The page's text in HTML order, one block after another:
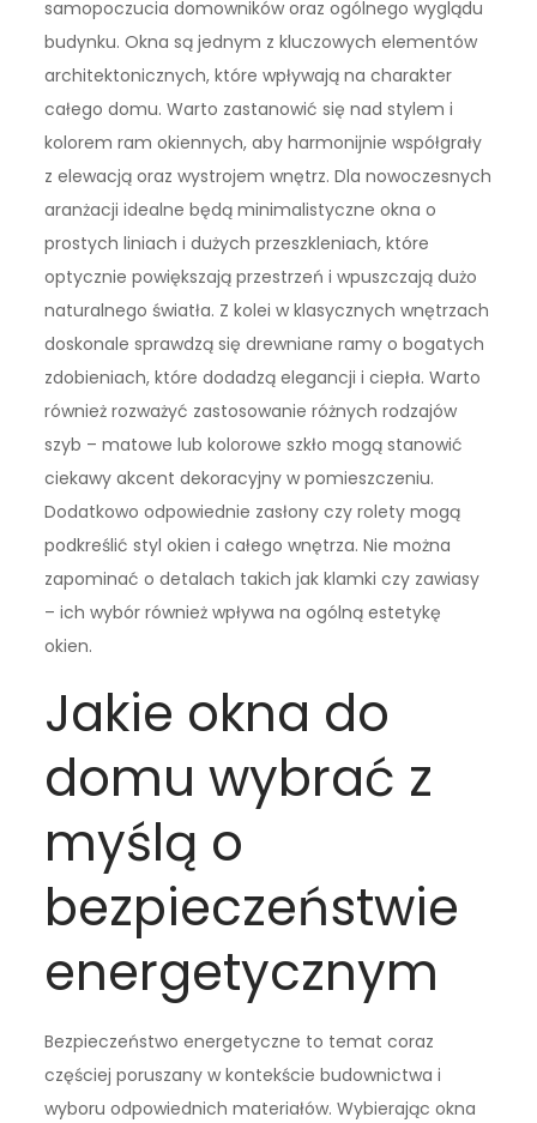
samopoczucia domowników oraz ogólnego wyglądu
budynku. Okna są jednym z kluczowych elementów
architektonicznych, które wpływają na charakter
całego domu. Warto zastanowić się nad stylem i
kolorem ram okiennych, aby harmonijnie współgrały
z elewacją oraz wystrojem wnętrz. Dla nowoczesnych
aranżacji idealne będą minimalistyczne okna o
prostych liniach i dużych przeszkleniach, które
optycznie powiększają przestrzeń i wpuszczają dużo
naturalnego światła. Z kolei w klasycznych wnętrzach
doskonale sprawdzą się drewniane ramy o bogatych
zdobieniach, które dodadzą elegancji i ciepła. Warto
również rozważyć zastosowanie różnych rodzajów
szyb – matowe lub kolorowe szkło mogą stanowić
ciekawy akcent dekoracyjny w pomieszczeniu.
Dodatkowo odpowiednie zasłony czy rolety mogą
podkreślić styl okien i całego wnętrza. Nie można
zapominać o detalach takich jak klamki czy zawiasy
– ich wybór również wpływa na ogólną estetykę
okien.
Jakie okna do
domu wybrać z
myślą o
bezpieczeństwie
energetycznym
Bezpieczeństwo energetyczne to temat coraz
częściej poruszany w kontekście budownictwa i
wyboru odpowiednich materiałów. Wybierając okna